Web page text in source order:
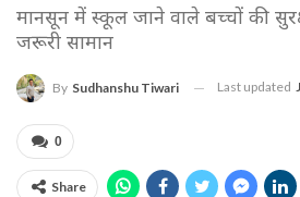
मानसून में स्कूल जाने वाले बच्चों की
जरूरी सामान
By Sudhanshu Tiwari Last updated
0
Share